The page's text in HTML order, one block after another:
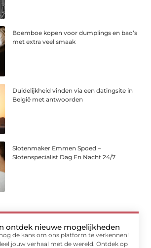
Boemboe kopen voor dumplings en bao’s
met extra veel smaak
Duidelijkheid vinden via een datingsite in
België met antwoorden
Slotenmaker Emmen Spoed –
Slotenspecialist Dag En Nacht 24/7
ontdek nieuwe mogelijkheden
de kans om ons platform te verkennen!
jouw verhaal met de wereld. Ontdek op